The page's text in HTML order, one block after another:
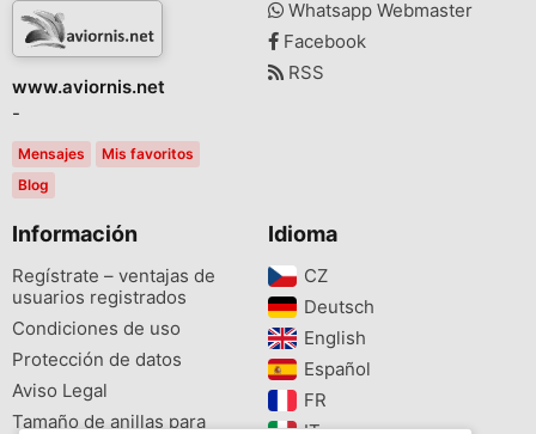
www.aviornis.net
-
Mensajes
Mis favoritos
Blog
Whatsapp Webmaster
Facebook
RSS
Información
Regístrate – ventajas de
usuarios registrados
Condiciones de uso
Protección de datos
Aviso Legal
Tamaño de anillas para
Idioma
CZ‎
Deutsch‎
English‎
Español‎
FR‎